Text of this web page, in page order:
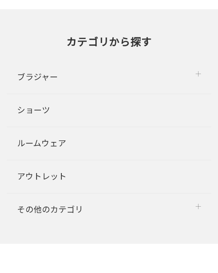
カテゴリから探す
ブラジャー
ショーツ
ルームウェア
アウトレット
その他のカテゴリ